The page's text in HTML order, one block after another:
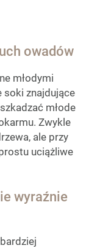
owadów
młodymi
soki znajdujące
młode
Zwykle
ale przy
uciążliwe
wyraźnie